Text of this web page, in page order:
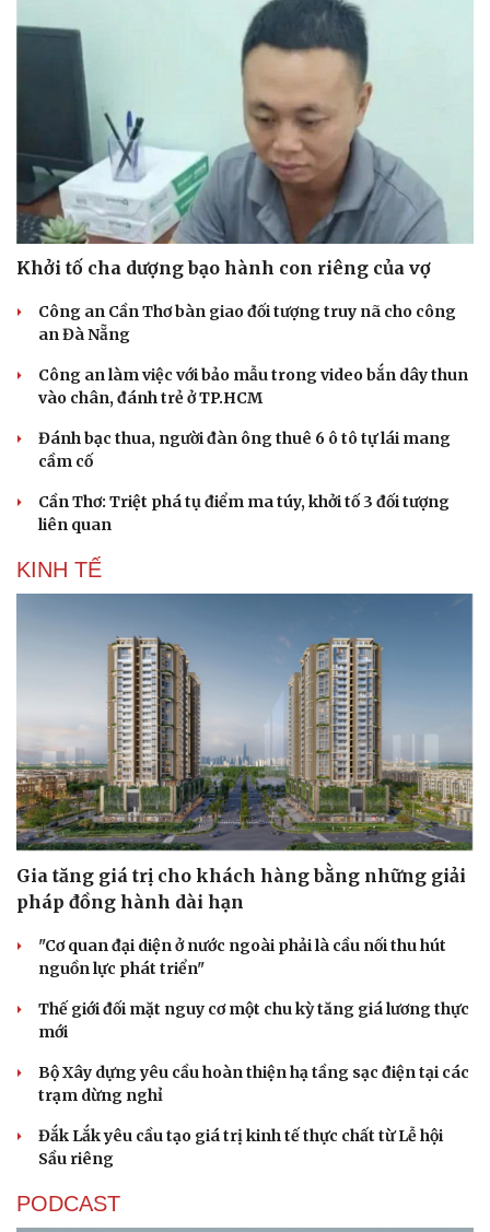
Du lịch
Tư vấn
check-in
Podcast
Cửa sổ tình yêu
Hạt giống tâm hồn
Khởi tố cha dượng bạo hành con riêng của vợ
Công an Cần Thơ bàn giao đối tượng truy nã cho công
an Đà Nẵng
Công an làm việc với bảo mẫu trong video bắn dây thun
vào chân, đánh trẻ ở TP.HCM
Đánh bạc thua, người đàn ông thuê 6 ô tô tự lái mang
cầm cố
Cần Thơ: Triệt phá tụ điểm ma túy, khởi tố 3 đối tượng
liên quan
KINH TẾ
Gia tăng giá trị cho khách hàng bằng những giải
pháp đồng hành dài hạn
"Cơ quan đại diện ở nước ngoài phải là cầu nối thu hút
nguồn lực phát triển"
Thế giới đối mặt nguy cơ một chu kỳ tăng giá lương thực
mới
Bộ Xây dựng yêu cầu hoàn thiện hạ tầng sạc điện tại các
trạm dừng nghỉ
Đắk Lắk yêu cầu tạo giá trị kinh tế thực chất từ Lễ hội
Sầu riêng
PODCAST